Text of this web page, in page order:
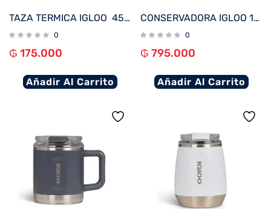
TAZA TERMICA IGLOO 450ML P/CAFÉ AZUL MODERNO 71233
0
₲ 175.000
Añadir Al Carrito
CONSERVADORA IGLOO 19 LITROS BUCKET BLANCO 63551 CON PORTACAÑAS DE PESCAR
0
₲ 795.000
Añadir Al Carrito